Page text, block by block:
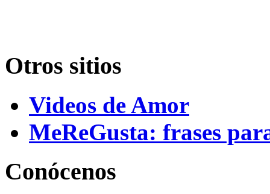
Otros sitios
Videos de Amor
MeReGusta: frases
Conócenos